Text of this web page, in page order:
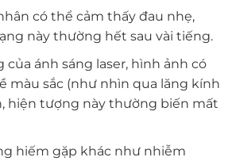
có thể cảm thấy đau nhẹ,
này thường hết sau vài tiếng.
của ánh sáng laser, hình ảnh có
màu sắc (như nhìn qua lăng kính
hiện tượng này thường biến mất
hiếm gặp khác như nhiễm